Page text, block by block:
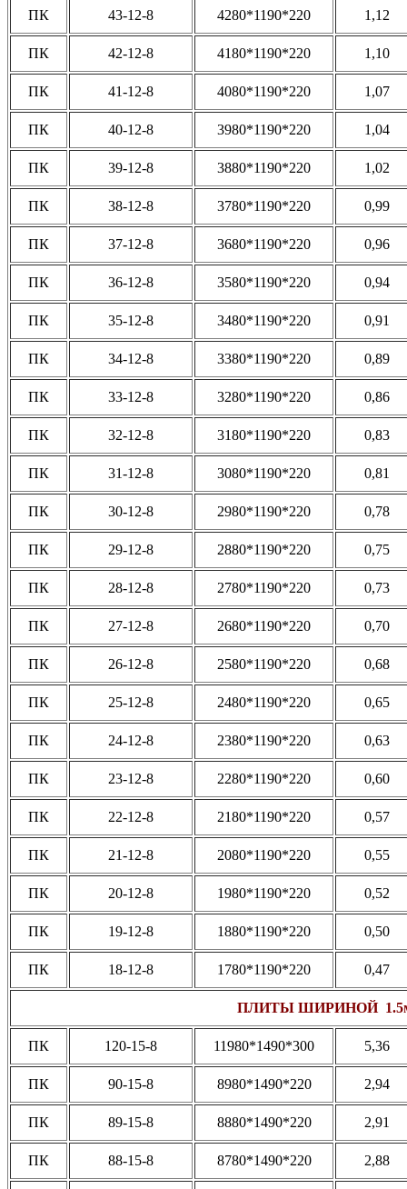
ПК 43-12-8 4280*1190*220 1,12
ПК 42-12-8 4180*1190*220 1,10
ПК 41-12-8 4080*1190*220 1,07
ПК 40-12-8 3980*1190*220 1,04
ПК 39-12-8 3880*1190*220 1,02
ПК 38-12-8 3780*1190*220 0,99
ПК 37-12-8 3680*1190*220 0,96
ПК 36-12-8 3580*1190*220 0,94
ПК 35-12-8 3480*1190*220 0,91
ПК 34-12-8 3380*1190*220 0,89
ПК 33-12-8 3280*1190*220 0,86
ПК 32-12-8 3180*1190*220 0,83
ПК 31-12-8 3080*1190*220 0,81
ПК 30-12-8 2980*1190*220 0,78
ПК 29-12-8 2880*1190*220 0,75
ПК 28-12-8 2780*1190*220 0,73
ПК 27-12-8 2680*1190*220 0,70
ПК 26-12-8 2580*1190*220 0,68
ПК 25-12-8 2480*1190*220 0,65
ПК 24-12-8 2380*1190*220 0,63
ПК 23-12-8 2280*1190*220 0,60
ПК 22-12-8 2180*1190*220 0,57
ПК 21-12-8 2080*1190*220 0,55
ПК 20-12-8 1980*1190*220 0,52
ПК 19-12-8 1880*1190*220 0,50
ПК 18-12-8 1780*1190*220 0,47
ПЛИТЫ ШИРИНОЙ
ПК 120-15-8 11980*1490*300 5,36
ПК 90-15-8 8980*1490*220 2,94
ПК 89-15-8 8880*1490*220 2,91
ПК 88-15-8 8780*1490*220 2,88